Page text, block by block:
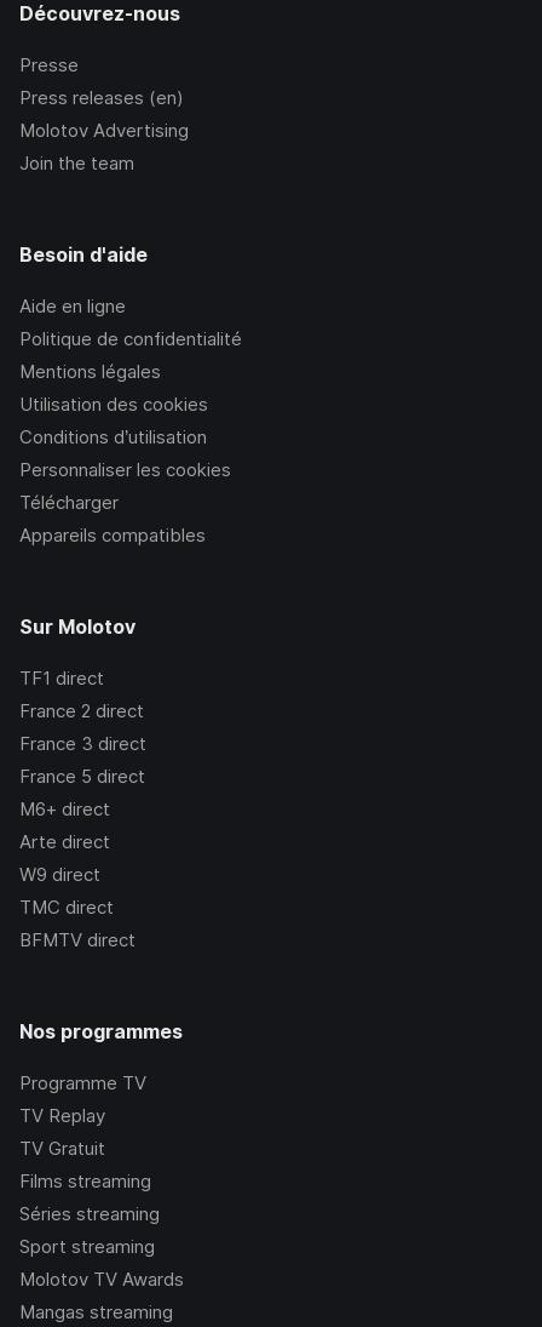
Découvrez-nous
Presse
Press releases (en)
Molotov Advertising
Join the team
Besoin d'aide
Aide en ligne
Politique de confidentialité
Mentions légales
Utilisation des cookies
Conditions d’utilisation
Personnaliser les cookies
Télécharger
Appareils compatibles
Sur Molotov
TF1 direct
France 2 direct
France 3 direct
France 5 direct
M6+ direct
Arte direct
W9 direct
TMC direct
BFMTV direct
Nos programmes
Programme TV
TV Replay
TV Gratuit
Films streaming
Séries streaming
Sport streaming
Molotov TV Awards
Mangas streaming